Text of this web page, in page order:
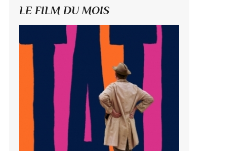
LE FILM DU MOIS